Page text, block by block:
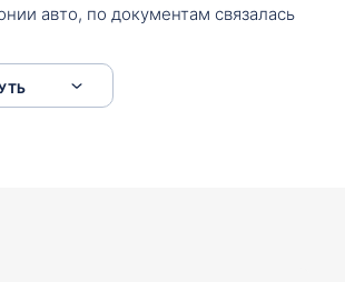
авто, по документам связалась
куда зайти, образцы и т.д. После
Меня тепло встретили Сергей с